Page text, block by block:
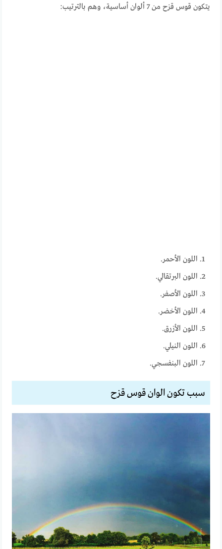
يتكون قوس قزح من 7 ألوان أساسية، وهم بالترتيب:
اللون الأحمر.
اللون البرتقالي.
اللون الأصفر.
اللون الأخضر.
اللون الأزرق.
اللون النيلي.
اللون البنفسجي.
سبب تكون الوان قوس قزح